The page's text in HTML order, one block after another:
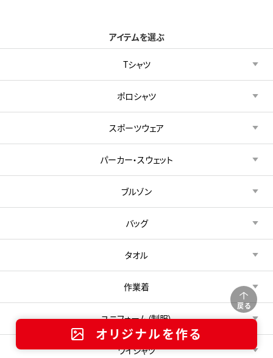
戻る
オリジナルを作る
アイテムを選ぶ
Tシャツ
ポロシャツ
スポーツウェア
パーカー・スウェット
ブルゾン
バッグ
タオル
作業着
ユニフォーム（制服）
ワイシャツ